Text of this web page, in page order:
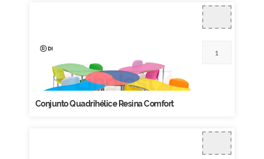
Conjunto Quadrihélice Resina Comfort